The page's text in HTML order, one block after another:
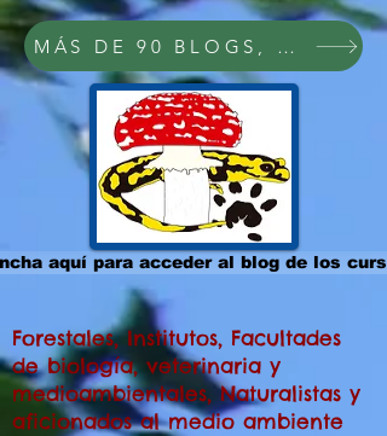
MÁS DE 90 BLOGS, PDFs Y
aquí para acceder al blog de los
Forestales, Institutos, Facultades
de biología, veterinaria y
medioambientales, Naturalistas y
aficionados al medio ambiente